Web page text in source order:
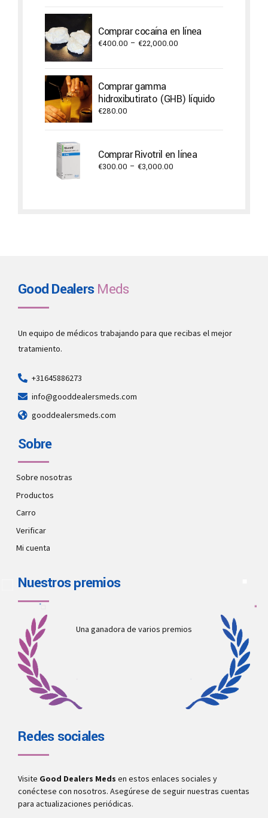
through
€17,600.00
Comprar cocaína en línea
€400.00 – €22,000.00
€22,000.00
Comprar gamma
hidroxibutirato (GHB) líquido
€280.00
Comprar Rivotril en línea
€300.00 – €3,000.00
Good DealersMeds
Un equipo de médicos trabajando para que recibas el mejor
tratamiento.
+31645886273
info@gooddealersmeds.com
gooddealersmeds.com
Sobre
Sobre nosotras
Productos
Carro
Verificar
Mi cuenta
Nuestros premios
Una ganadora de varios premios
Redes sociales
Visite Good Dealers Meds en estos enlaces sociales y
conéctese con nosotros. Asegúrese de seguir nuestras cuentas
para actualizaciones periódicas.